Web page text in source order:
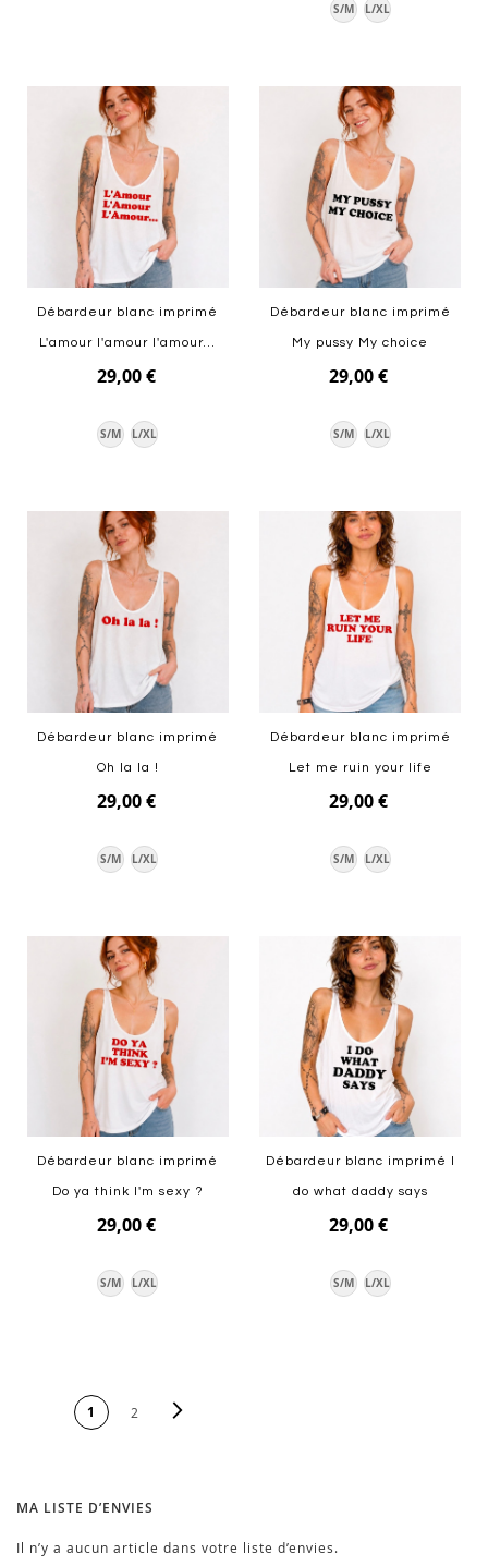
S/M L/XL
Débardeur blanc imprimé
L'amour l'amour l'amour...
29,00 €
S/M L/XL
Débardeur blanc imprimé
My pussy My choice
29,00 €
S/M L/XL
Débardeur blanc imprimé
Oh la la !
29,00 €
S/M L/XL
Débardeur blanc imprimé
Let me ruin your life
29,00 €
S/M L/XL
Débardeur blanc imprimé
Do ya think I'm sexy ?
29,00 €
S/M L/XL
Débardeur blanc imprimé I
do what daddy says
29,00 €
S/M L/XL
Vous lisez actuellement la
1 2
MA LISTE D’ENVIES
Il n’y a aucun article dans votre liste d’envies.